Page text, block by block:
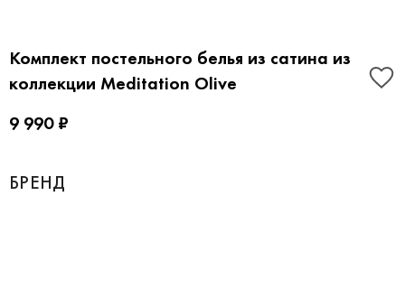
Комплект постельного белья из сатина из
коллекции Meditation Olive
9 990 ₽
БРЕНД